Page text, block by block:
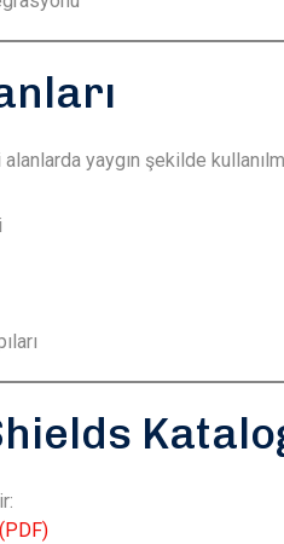
yaygın şekilde